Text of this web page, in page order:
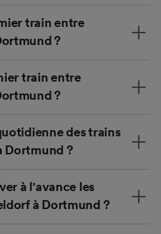
train entre
?
train entre
?
des trains
Dortmund ?
à l'avance les
à Dortmund ?